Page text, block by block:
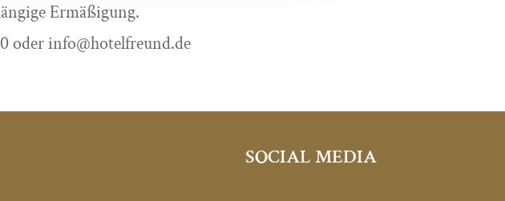
Ermäßigung.
oder info@hotelfreund.de
SOCIAL MEDIA